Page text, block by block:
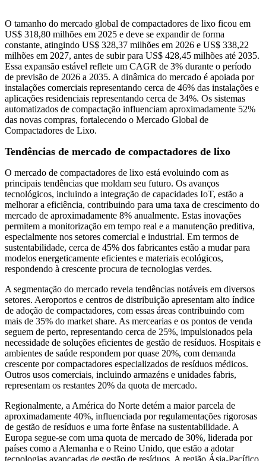
O tamanho do mercado global de compactadores de lixo ficou em
US$ 318,80 milhões em 2025 e deve se expandir de forma
constante, atingindo US$ 328,37 milhões em 2026 e US$ 338,22
milhões em 2027, antes de subir para US$ 428,45 milhões até 2035.
Essa expansão estável reflete um CAGR de 3% durante o período
de previsão de 2026 a 2035. A dinâmica do mercado é apoiada por
instalações comerciais representando cerca de 46% das instalações e
aplicações residenciais representando cerca de 34%. Os sistemas
automatizados de compactação influenciam aproximadamente 52%
das novas compras, fortalecendo o Mercado Global de
Compactadores de Lixo.
Tendências de mercado de compactadores de lixo
O mercado de compactadores de lixo está evoluindo com as
principais tendências que moldam seu futuro. Os avanços
tecnológicos, incluindo a integração de capacidades IoT, estão a
melhorar a eficiência, contribuindo para uma taxa de crescimento do
mercado de aproximadamente 8% anualmente. Estas inovações
permitem a monitorização em tempo real e a manutenção preditiva,
especialmente nos setores comercial e industrial. Em termos de
sustentabilidade, cerca de 45% dos fabricantes estão a mudar para
modelos energeticamente eficientes e materiais ecológicos,
respondendo à crescente procura de tecnologias verdes.
A segmentação do mercado revela tendências notáveis ​​em diversos
setores. Aeroportos e centros de distribuição apresentam alto índice
de adoção de compactadores, com essas áreas contribuindo com
mais de 35% do market share. As mercearias e os pontos de venda
seguem de perto, representando cerca de 25%, impulsionados pela
necessidade de soluções eficientes de gestão de resíduos. Hospitais e
ambientes de saúde respondem por quase 20%, com demanda
crescente por compactadores especializados de resíduos médicos.
Outros usos comerciais, incluindo armazéns e unidades fabris,
representam os restantes 20% da quota de mercado.
Regionalmente, a América do Norte detém a maior parcela de
aproximadamente 40%, influenciada por regulamentações rigorosas
de gestão de resíduos e uma forte ênfase na sustentabilidade. A
Europa segue-se com uma quota de mercado de 30%, liderada por
países como a Alemanha e o Reino Unido, que estão a adotar